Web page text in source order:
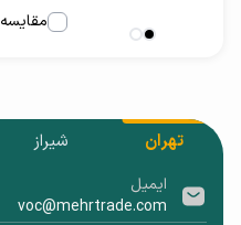
مقایسه
تهران شیراز
ایمیل
voc@mehrtrade.com